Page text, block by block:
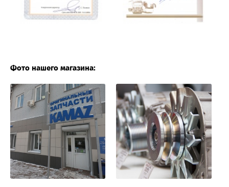
Фото нашего магазина: